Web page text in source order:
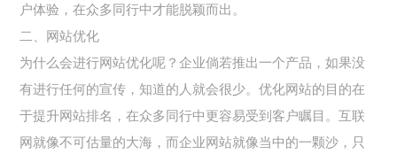
户体验，在众多同行中才能脱颖而出。
二、网站优化
为什么会进行网站优化呢？企业倘若推出一个产品，如果没
有进行任何的宣传，知道的人就会很少。优化网站的目的在
于提升网站排名，在众多同行中更容易受到客户瞩目。互联
网就像不可估量的大海，而企业网站就像当中的一颗沙，只